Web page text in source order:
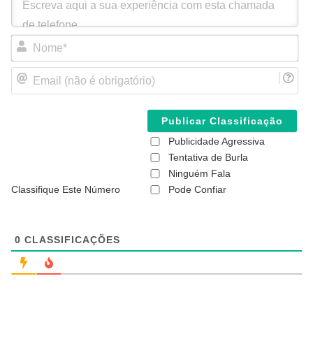
N
m
a
a
ó
Classifique Este Número
Publicidade Agressiva
Tentativa de Burla
Ninguém Fala
Pode Confiar
0 CLASSIFICAÇÕES